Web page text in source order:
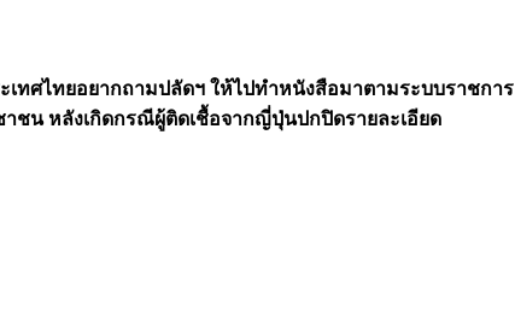
เทศไทยอยากถามปลัดฯ ให้ไปทำหนังสือมาตามระบบราชก
ชน หลังเกิดกรณีผู้ติดเชื้อจากญี่ปุ่นปกปิดรายละเอียด